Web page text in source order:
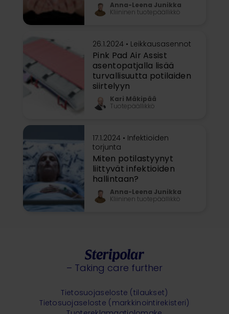
Anna-Leena Junikka
Kliininen tuotepäällikkö
26.1.2024 • Leikkausasennot
Pink Pad Air Assist
asentopatjalla lisää
turvallisuutta potilaiden
siirtelyyn
Kari Mäkipää
Tuotepäällikkö
17.1.2024 • Infektioiden
torjunta
Miten potilastyynyt
liittyvät infektioiden
hallintaan?
Anna-Leena Junikka
Kliininen tuotepäällikkö
– Taking care further
Tietosuojaseloste (tilaukset)
Tietosuojaseloste (markkinointirekisteri)